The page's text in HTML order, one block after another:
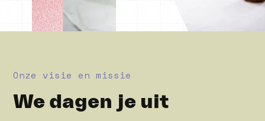
Onze visie en missie
We dagen je uit